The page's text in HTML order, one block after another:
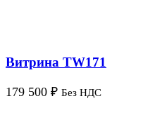
Витрина TW171
179 500 ₽ Без НДС